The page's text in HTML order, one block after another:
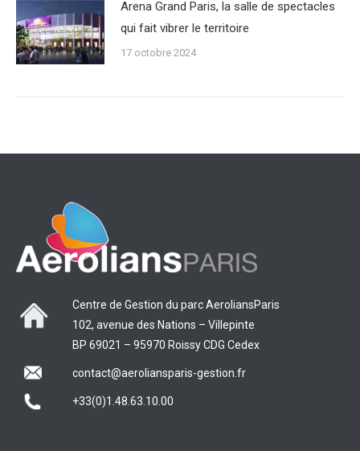
Arena Grand Paris, la salle de spectacles
qui fait vibrer le territoire
17 octobre 2024
Centre de Gestion du parc AeroliansParis
102, avenue des Nations – Villepinte
BP 69021 – 95970 Roissy CDG Cedex
contact@aeroliansparis-gestion.fr
+33(0)1.48.63.10.00